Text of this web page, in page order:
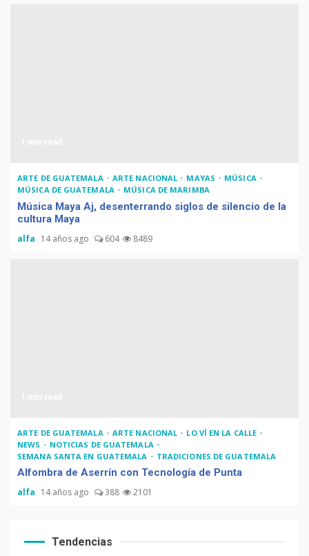
ARTE DE GUATEMALA ARTE NACIONAL MAYAS
MÚSICA
MÚSICA DE GUATEMALA
MÚSICA DE MARIMBA
Música Maya Aj, desenterrando siglos de silencio de la
cultura Maya
alfa 14 años ago 604 8489
ARTE DE GUATEMALA ARTE NACIONAL
LO VÍ EN LA CALLE
NEWS
NOTICIAS DE GUATEMALA
SEMANA SANTA EN GUATEMALA
TRADICIONES DE GUATEMALA
Alfombra de Aserrín con Tecnología de Punta
alfa 14 años ago 388 2101
Tendencias
descargada para educación
Tenor guatemalteco gana
Guatemala